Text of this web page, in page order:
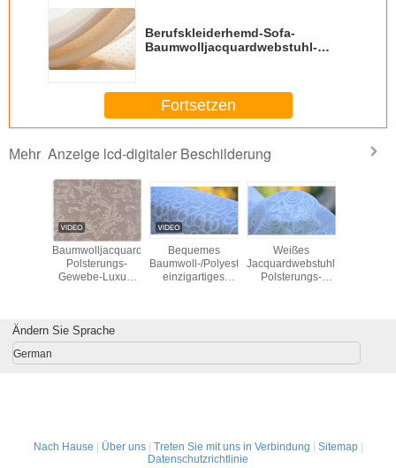
Berufskleiderhemd-Sofa-
Baumwolljacquardwebstuhl-
Fortsetzen
Mehr Anzeige lcd-digitaler Beschilderung
Baumwolljacquardwebstuhl-
Polsterungs-
Gewebe-Luxus-
Bequemes
Baumwoll-/Polyester-
einzigartiges
Weißes
Jacquardwebstuhl-
Polsterungs-
Ändern Sie Sprache
German
Nach Hause Über uns| Treten Sie mit uns in Verbindung Sitemap|
Datenschutzrichtlinie